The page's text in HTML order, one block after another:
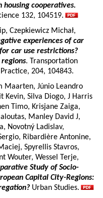
housing cooperatives.
132, 104519.
Czepkiewicz Michał,
experiences of car
car use restrictions?
. Transportation
204, 104843.
Maarten, Júnio Leandro
Kevin, Silva Diogo, J Harris
Timo, Krisjane Zaiga,
Manley David J,
Novotný Ladislav,
Ribardière Antonine,
Spyrellis Stavros,
Wouter, Wessel Terje,
Study of Socio-
Capital City-Regions:
Urban Studies.